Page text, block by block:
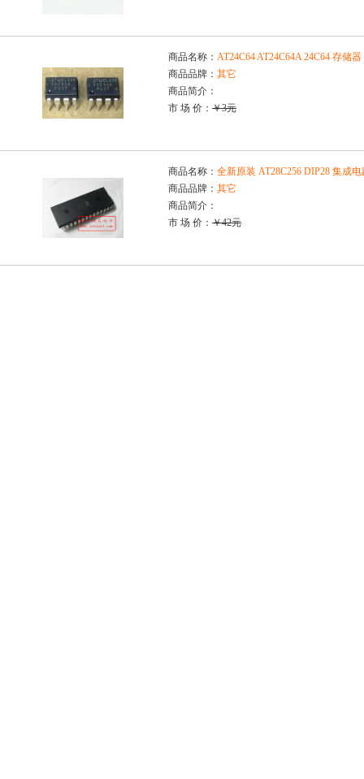
商品名称： AT24C64 AT24C64A 24C64 存储
商品品牌： 其它
商品简介：
市 场 价： ￥3元
商品名称： 全新原装 AT28C256 DIP28 集成电
商品品牌： 其它
商品简介：
市 场 价： ￥42元